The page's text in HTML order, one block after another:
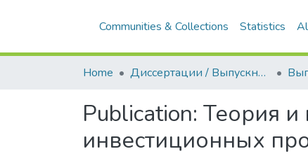
Communities & Collections Statistics
Home Диссертации / Выпускные квалификационные работы
Publication: Теория
инвестиционных